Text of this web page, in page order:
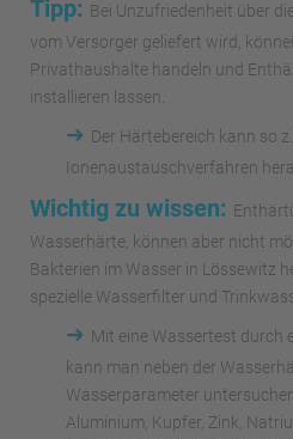
Tipp: Bei Unzufriedenheit über
vom Versorger geliefert wird,
Privathaushalte handeln und
installieren lassen.
➜ Der Härtebereich kann so
Ionenaustauschverfahren
Wichtig zu wissen:
Wasserhärte, können aber nicht
Bakterien im Wasser in Lössewitz
spezielle Wasserfilter und
➜ Mit eine Wassertest durch
kann man neben der
Wasserparameter
Aluminium, Kupfer, Zink,